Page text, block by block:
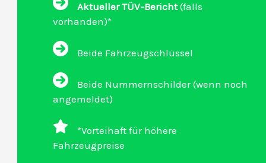
Aktueller TÜV-Bericht(falls
vorhanden)*
Beide Fahrzeugschlüssel
Beide Nummernschilder (wenn noch
angemeldet)
*Vorteihaft für höhere
Fahrzeugpreise